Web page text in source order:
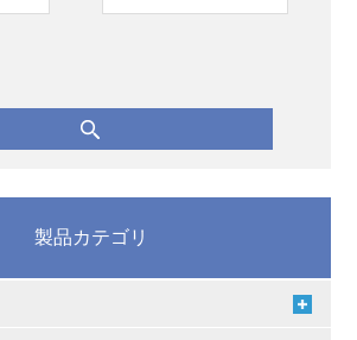
製品カテゴリ